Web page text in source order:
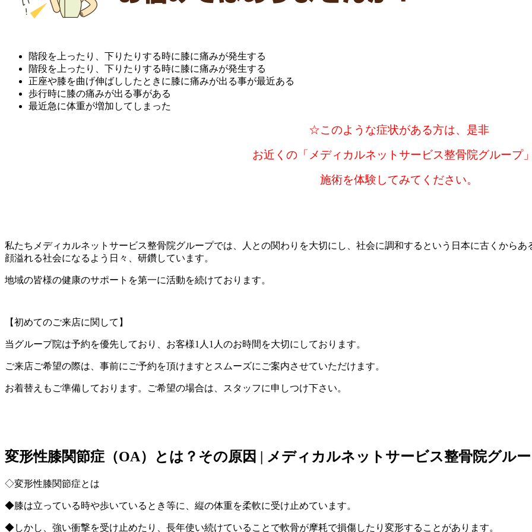
階段を上ったり、下りたりする時に膝に痛みが発生する
階段を上ったり、下りたりする時に膝に痛みが発生する
正座や膝を曲げ伸ばししたときに膝に痛みが出る事が最近ある
歩行時に膝の痛みが出る事がある
最近急に体重が増加してしまった
☆このような症状がある方は、是非
お近くの 「メディカルネットサービス整骨院グループ
施術を体験してみてください。
私たちメディカルネットサービス整骨院グループでは、人との関わりを大切にし、社会に調和するという日本に古くから
顔溢れる社会になるよう日々、研鑽しています。
地域の皆様の健康のサポートを第一に活動を続けております。
【初めてのご来店に関して】
当グループ院は予約を優先しており、 お客様1人1人のお時間を大切にしております。
ご来店ご希望の際は、事前にご予約を頂けますとスムーズにご案内させていただけます。
お着替えもご準備しております。 ご希望の場合は、スタッフに申しつけ下さい。
変形性膝関節症（OA）とは？その原因 | メディカルネットサービス整骨院グル
◇変形性膝関節症とは
◆膝は立っている時や歩いているとき等に、縦の体重を柔軟に受け止めています。
◆しかし、強い衝撃を受け止めたり、長年使い続けていることで軟骨が摩耗で損傷したり変形することがあります。